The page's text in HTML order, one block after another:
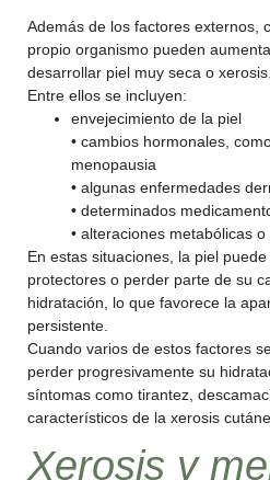
Además de los factores externos,
propio organismo pueden
desarrollar piel muy seca o xerosis.
Entre ellos se incluyen:
envejecimiento de la piel
• cambios hormonales,
menopausia
• algunas enfermedades
• determinados
• alteraciones metabólicas
En estas situaciones, la piel
protectores o perder parte de su
hidratación, lo que favorece la
persistente.
Cuando varios de estos factores
perder progresivamente su
síntomas como tirantez,
característicos de la xerosis
Xerosis y